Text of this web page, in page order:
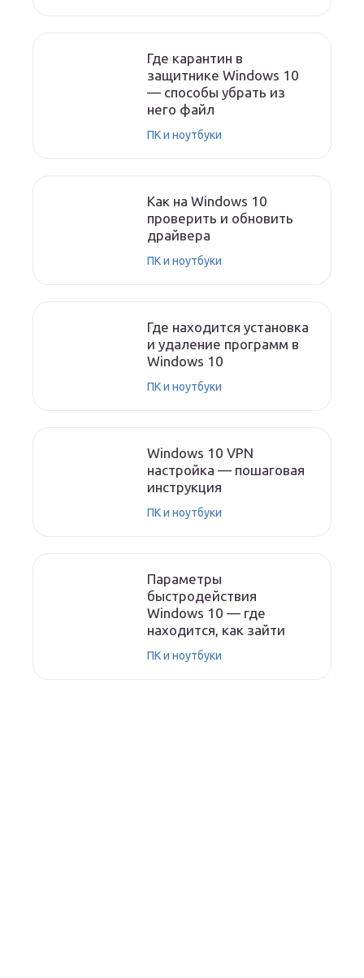
Где карантин в
защитнике Windows 10
— способы убрать из
него файл
ПК и ноутбуки
Как на Windows 10
проверить и обновить
драйвера
ПК и ноутбуки
Где находится установка
и удаление программ в
Windows 10
ПК и ноутбуки
Windows 10 VPN
настройка — пошаговая
инструкция
ПК и ноутбуки
Параметры
быстродействия
Windows 10 — где
находится, как зайти
ПК и ноутбуки